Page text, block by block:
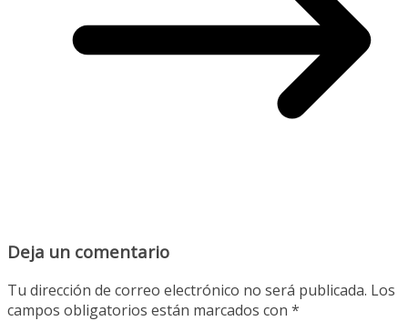
Deja un comentario
Tu dirección de correo electrónico no será publicada. Los
campos obligatorios están marcados con *